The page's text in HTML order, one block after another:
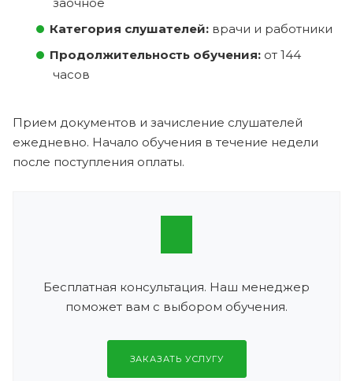
Категория слушателей: врачи и работники
Продолжительность обучения: от 144
часов
Прием документов и зачисление слушателей
ежедневно. Начало обучения в течение недели
после поступления оплаты.
Бесплатная консультация. Наш менеджер
поможет вам с выбором обучения.
ЗАКАЗАТЬ УСЛУГУ